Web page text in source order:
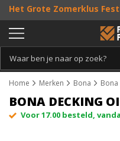
Het Grote Zomerklus
bestelling vanaf €25, en
Persoonlijk & gratis advies:
Home Merken Bona
BONA DECKING
Voor 17.00 besteld,